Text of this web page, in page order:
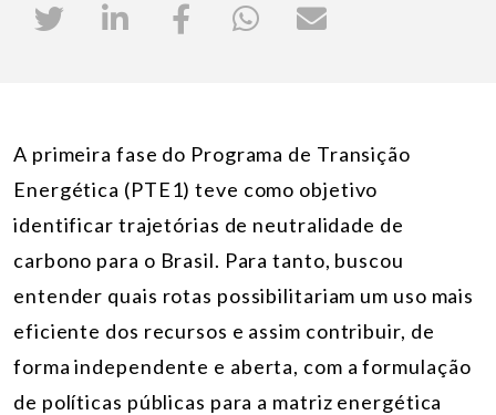
A primeira fase do Programa de Transição
Energética (PTE1) teve como objetivo
identificar trajetórias de neutralidade de
carbono para o Brasil. Para tanto, buscou
entender quais rotas possibilitariam um uso mais
eficiente dos recursos e assim contribuir, de
forma independente e aberta, com a formulação
de políticas públicas para a matriz energética